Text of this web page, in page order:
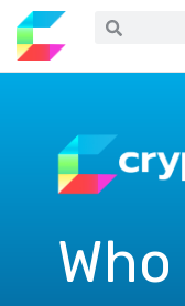
contenido
Buscar